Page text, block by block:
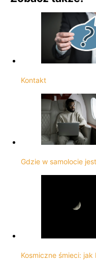
Kontakt
Gdzie w samolocie
Kosmiczne śmieci: